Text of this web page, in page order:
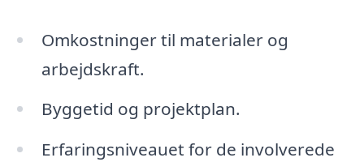
Omkostninger til materialer og
arbejdskraft.
Byggetid og projektplan.
Erfaringsniveauet for de involverede